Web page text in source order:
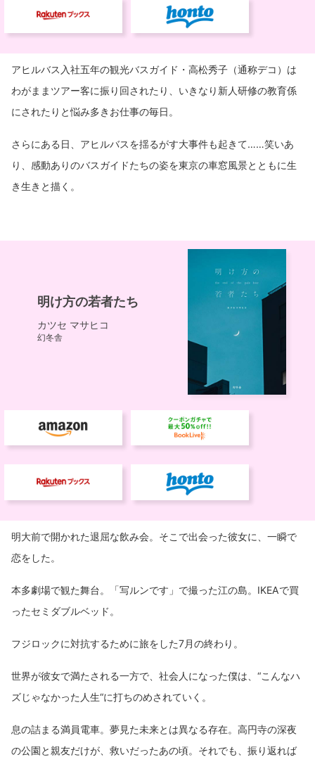
アヒルバス入社五年の観光バスガイド・高松秀子（通称デコ）は
わがままツアー客に振り回されたり、いきなり新人研修の教育係
にされたりと悩み多きお仕事の毎日。
さらにある日、アヒルバスを揺るがす大事件も起きて……笑いあ
り、感動ありのバスガイドたちの姿を東京の車窓風景とともに生
き生きと描く。
明大前で開かれた退屈な飲み会。そこで出会った彼女に、一瞬で
恋をした。
本多劇場で観た舞台。「写ルンです」で撮った江の島。IKEAで買
ったセミダブルベッド。
フジロックに対抗するために旅をした7月の終わり。
世界が彼女で満たされる一方で、社会人になった僕は、“こんなハ
ズじゃなかった人生“に打ちのめされていく。
息の詰まる満員電車。夢見た未来とは異なる存在。高円寺の深夜
の公園と親友だけが、救いだったあの頃。それでも、振り返れば